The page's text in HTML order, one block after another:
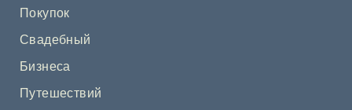
Покупок
Свадебный
Бизнеса
Путешествий